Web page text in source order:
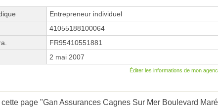
Entrepreneur individuel
41055188100064
FR95410551881
2 mai 2007
Éditer les informations de mon
cette page "Gan Assurances Cagnes Sur Mer Boulevard